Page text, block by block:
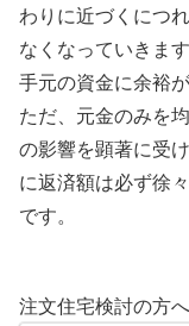
わりに近づくにつ
なくなっていきます
手元の資金に余裕
ただ、元金のみを
の影響を顕著に受
に返済額は必ず徐
です。
注文住宅検討の方